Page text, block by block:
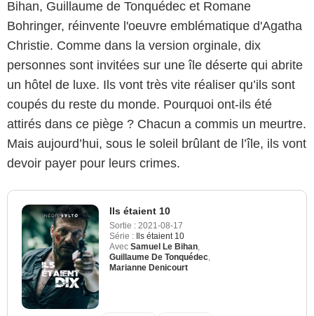
Bihan, Guillaume de Tonquédec et Romane
Bohringer, réinvente l'oeuvre emblématique d'Agatha
Christie. Comme dans la version orginale, dix
personnes sont invitées sur une île déserte qui abrite
un hôtel de luxe. Ils vont très vite réaliser qu’ils sont
coupés du reste du monde. Pourquoi ont-ils été
attirés dans ce piège ? Chacun a commis un meurtre.
Mais aujourd’hui, sous le soleil brûlant de l’île, ils vont
devoir payer pour leurs crimes.
Ils étaient 10
Sortie : 2021-08-17
Série : Ils étaient 10
Avec Samuel Le Bihan
Guillaume De Tonquédec
Marianne Denicourt